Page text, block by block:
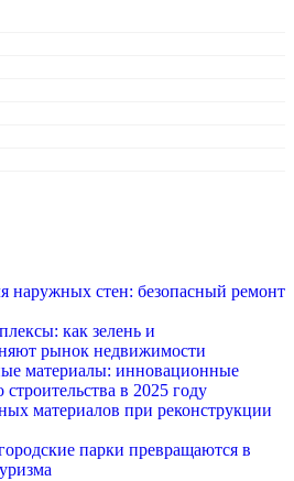
наружных стен: безопасный ремонт
как зелень и
рынок недвижимости
материалы: инновационные
в 2025 году
материалов при реконструкции
парки превращаются в